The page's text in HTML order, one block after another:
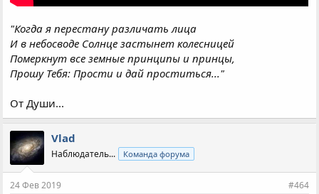
"Когда я перестану различать лица
И в небосводе Солнце застынет колесницей
Померкнут все земные принципы и принцы,
Прошу Тебя: Прости и дай проститься..."
От Души...
Vlad
Наблюдатель... Команда форума
24 Фев 2019 #464